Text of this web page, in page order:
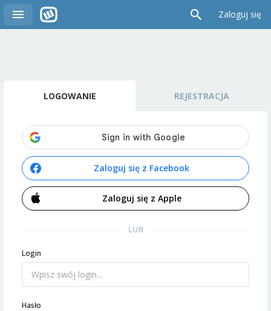
Zaloguj się
LOGOWANIE REJESTRACJA
Zaloguj się z Facebook
Zaloguj się z Apple
LUB
Login
Hasło